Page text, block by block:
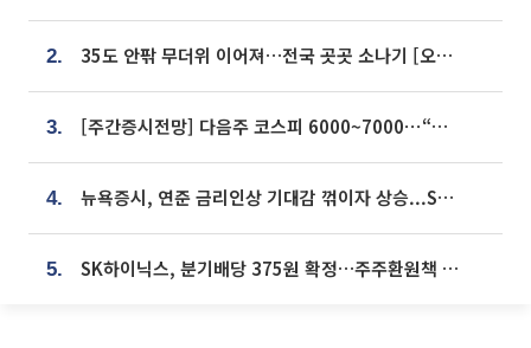
2. 35도 안팎 무더위 이어져…전국 곳곳 소나기 [오늘 날씨]
3. [주간증시전망] 다음주 코스피 6000~7000⋯“外人 수급은 정책이 변수”
4. 뉴욕증시, 연준 금리인상 기대감 꺾이자 상승...S&P500 사상 최고치 [종합]
5. SK하이닉스, 분기배당 375원 확정…주주환원책 9월로 앞당겨 발표